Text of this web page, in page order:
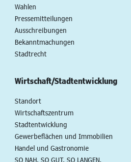
Wahlen
Pressemitteilungen
Ausschreibungen
Bekanntmachungen
Stadtrecht
Wirtschaft/Stadtentwicklung
Standort
Wirtschaftszentrum
Stadtentwicklung
Gewerbeflächen und Immobilien
Handel und Gastronomie
SO NAH. SO GUT. SO LANGEN.